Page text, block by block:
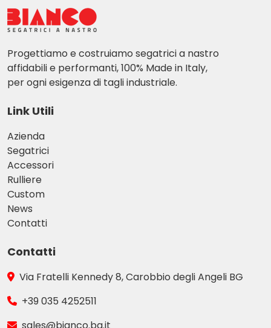
Progettiamo e costruiamo segatrici a nastro
affidabili e performanti, 100% Made in Italy,
per ogni esigenza di tagli industriale.
Link Utili
Azienda
Segatrici
Accessori
Rulliere
Custom
News
Contatti
Contatti
Via Fratelli Kennedy 8, Carobbio degli Angeli BG
+39 035 4252511